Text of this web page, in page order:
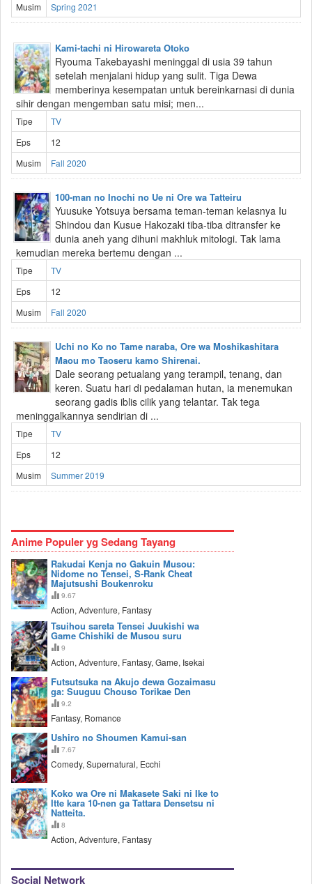
Musim
Spring 2021
Kami-tachi ni Hirowareta Otoko
Ryouma Takebayashi meninggal di usia 39 tahun
setelah menjalani hidup yang sulit. Tiga Dewa
memberinya kesempatan untuk bereinkarnasi di dunia
sihir dengan mengemban satu misi; men...
Tipe
TV
Eps
12
Musim
Fall 2020
100-man no Inochi no Ue ni Ore wa Tatteiru
Yuusuke Yotsuya bersama teman-teman kelasnya Iu
Shindou dan Kusue Hakozaki tiba-tiba ditransfer ke
dunia aneh yang dihuni makhluk mitologi. Tak lama
kemudian mereka bertemu dengan ...
Tipe
TV
Eps
12
Musim
Fall 2020
Uchi no Ko no Tame naraba, Ore wa Moshikashitara
Maou mo Taoseru kamo Shirenai.
Dale seorang petualang yang terampil, tenang, dan
keren. Suatu hari di pedalaman hutan, ia menemukan
seorang gadis iblis cilik yang telantar. Tak tega
meninggalkannya sendirian di ...
Tipe
TV
Eps
12
Musim
Summer 2019
Anime Populer yg Sedang Tayang
Rakudai Kenja no Gakuin Musou:
Nidome no Tensei, S-Rank Cheat
Majutsushi Boukenroku
9.67
Action, Adventure, Fantasy
Tsuihou sareta Tensei Juukishi wa
Game Chishiki de Musou suru
9
Action, Adventure, Fantasy, Game, Isekai
Futsutsuka na Akujo dewa Gozaimasu
ga: Suuguu Chouso Torikae Den
9.2
Fantasy, Romance
Ushiro no Shoumen Kamui-san
7.67
Comedy, Supernatural, Ecchi
Koko wa Ore ni Makasete Saki ni Ike to
Itte kara 10-nen ga Tattara Densetsu ni
Natteita.
8
Action, Adventure, Fantasy
Social Network